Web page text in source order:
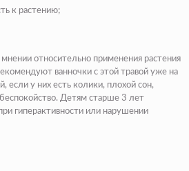
к растению;
относительно применения растения
ванночки с этой травой уже на
если у них есть колики, плохой сон,
Детям старше 3 лет
гиперактивности или нарушении